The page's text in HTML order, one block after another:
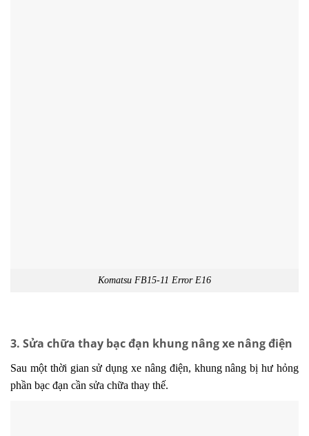
Komatsu FB15-11 Error E16
3. Sửa chữa thay bạc đạn khung nâng xe nâng điện
Sau một thời gian sử dụng xe nâng điện, khung nâng bị hư hỏng
phần bạc đạn cần sửa chữa thay thế.